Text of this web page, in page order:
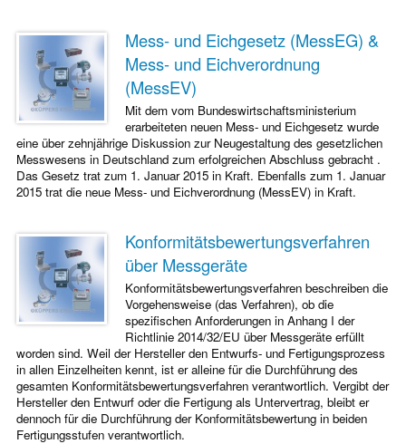
Mess- und Eichgesetz (MessEG) &
Mess- und Eichverordnung
(MessEV)
Mit dem vom Bundeswirtschaftsministerium
erarbeiteten neuen Mess- und Eichgesetz wurde
eine über zehnjährige Diskussion zur Neugestaltung des gesetzlichen
Messwesens in Deutschland zum erfolgreichen Abschluss gebracht .
Das Gesetz trat zum 1. Januar 2015 in Kraft. Ebenfalls zum 1. Januar
2015 trat die neue Mess- und Eichverordnung (MessEV) in Kraft.
Konformitätsbewertungsverfahren
über Messgeräte
Konformitätsbewertungsverfahren beschreiben die
Vorgehensweise (das Verfahren), ob die
spezifischen Anforderungen in Anhang I der
Richtlinie 2014/32/EU über Messgeräte erfüllt
worden sind. Weil der Hersteller den Entwurfs- und Fertigungsprozess
in allen Einzelheiten kennt, ist er alleine für die Durchführung des
gesamten Konformitätsbewertungsverfahren verantwortlich. Vergibt der
Hersteller den Entwurf oder die Fertigung als Untervertrag, bleibt er
dennoch für die Durchführung der Konformitätsbewertung in beiden
Fertigungsstufen verantwortlich.